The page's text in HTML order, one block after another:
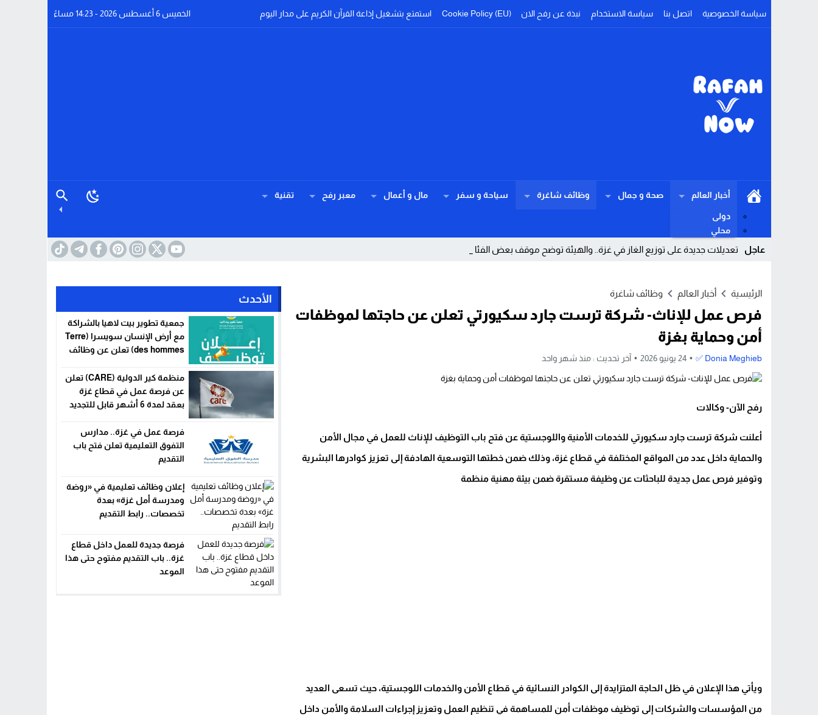
سياسة الخصوصية اتصل بنا سياسة الاستخدام نبذة عن رفح الان Cookie Policy (EU) استمتع بتشغيل إذاعة القرآن الكريم على مدار اليوم الخميس 6 أغسطس 2026 - 14:23 مساءً
أخبار العالم
دولى
محلي
صحة و جمال وظائف شاغرة سياحة و سفر مال و أعمال معبر رفح تقنية
عاجل تعديلات جديدة على توزيع الغاز في غزة.. والهيئة توضح موقف بعض الفئات
Previous
Next
الرئيسية أخبار العالم وظائف شاغرة
فرص عمل للإناث- شركة ترست جارد سكيورتي تعلن عن حاجتها لموظفات
أمن وحماية بغزة
Donia Meghieb ✅ 24 يونيو 2026 آخر تحديث : منذ شهر واحد
رفح الآن- وكالات
أعلنت شركة ترست جارد سكيورتي للخدمات الأمنية واللوجستية عن فتح باب التوظيف للإناث للعمل في مجال الأمن
والحماية داخل عدد من المواقع المختلفة في قطاع غزة، وذلك ضمن خطتها التوسعية الهادفة إلى تعزيز كوادرها البشرية
وتوفير فرص عمل جديدة للباحثات عن وظيفة مستقرة ضمن بيئة مهنية منظمة
ويأتي هذا الإعلان في ظل الحاجة المتزايدة إلى الكوادر النسائية في قطاع الأمن والخدمات اللوجستية، حيث تسعى العديد
من المؤسسات والشركات إلى توظيف موظفات أمن للمساهمة في تنظيم العمل وتعزيز إجراءات السلامة والأمن داخل
الأحدث
جمعية تطوير بيت لاهيا بالشراكة
مع أرض الإنسان سويسرا (Terre
des hommes) تعلن عن وظائف
منظمة كير الدولية (CARE) تعلن
عن فرصة عمل في قطاع غزة
بعقد لمدة 6 أشهر قابل للتجديد
فرصة عمل في غزة.. مدارس
التفوق التعليمية تعلن فتح باب
التقديم
إعلان وظائف تعليمية في «روضة
ومدرسة أمل غزة» بعدة
تخصصات.. رابط التقديم
فرصة جديدة للعمل داخل قطاع
غزة.. باب التقديم مفتوح حتى هذا
الموعد